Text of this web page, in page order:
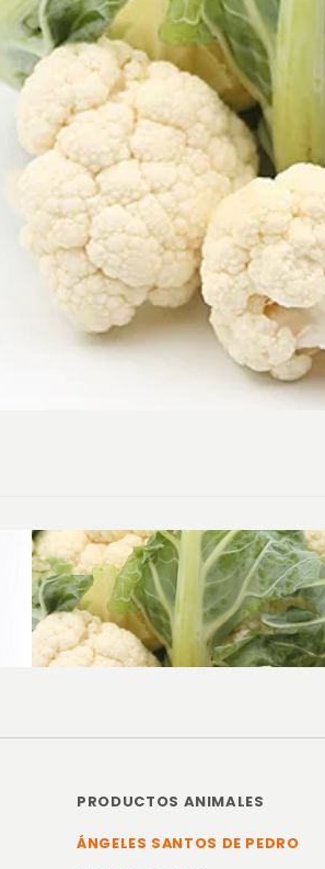
PRODUCTOS ANIMALES
ÁNGELES SANTOS DE PEDRO